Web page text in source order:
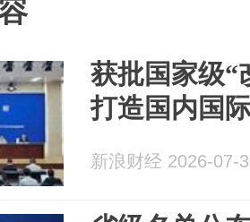
获批国家级“
打造国内国
新浪财经 2026-07-